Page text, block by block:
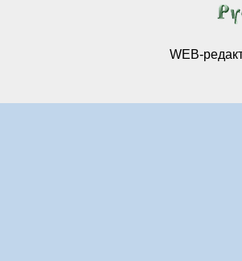
WEB-